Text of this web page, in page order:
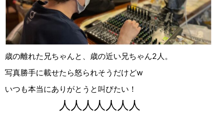
歳の離れた兄ちゃんと、歳の近い兄ちゃん2人。
写真勝手に載せたら怒られそうだけどw
いつも本当にありがとうと叫びたい！
人人人人人人人